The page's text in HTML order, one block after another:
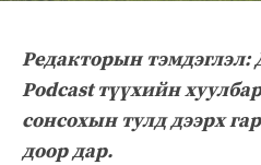
Редакторын тэмдэглэл:
Podcast түүхийн
сонсохын тулд дээрх
доор дар.